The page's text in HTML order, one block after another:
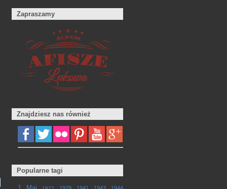
Zapraszamy
Znajdziesz nas również
Popularne tagi